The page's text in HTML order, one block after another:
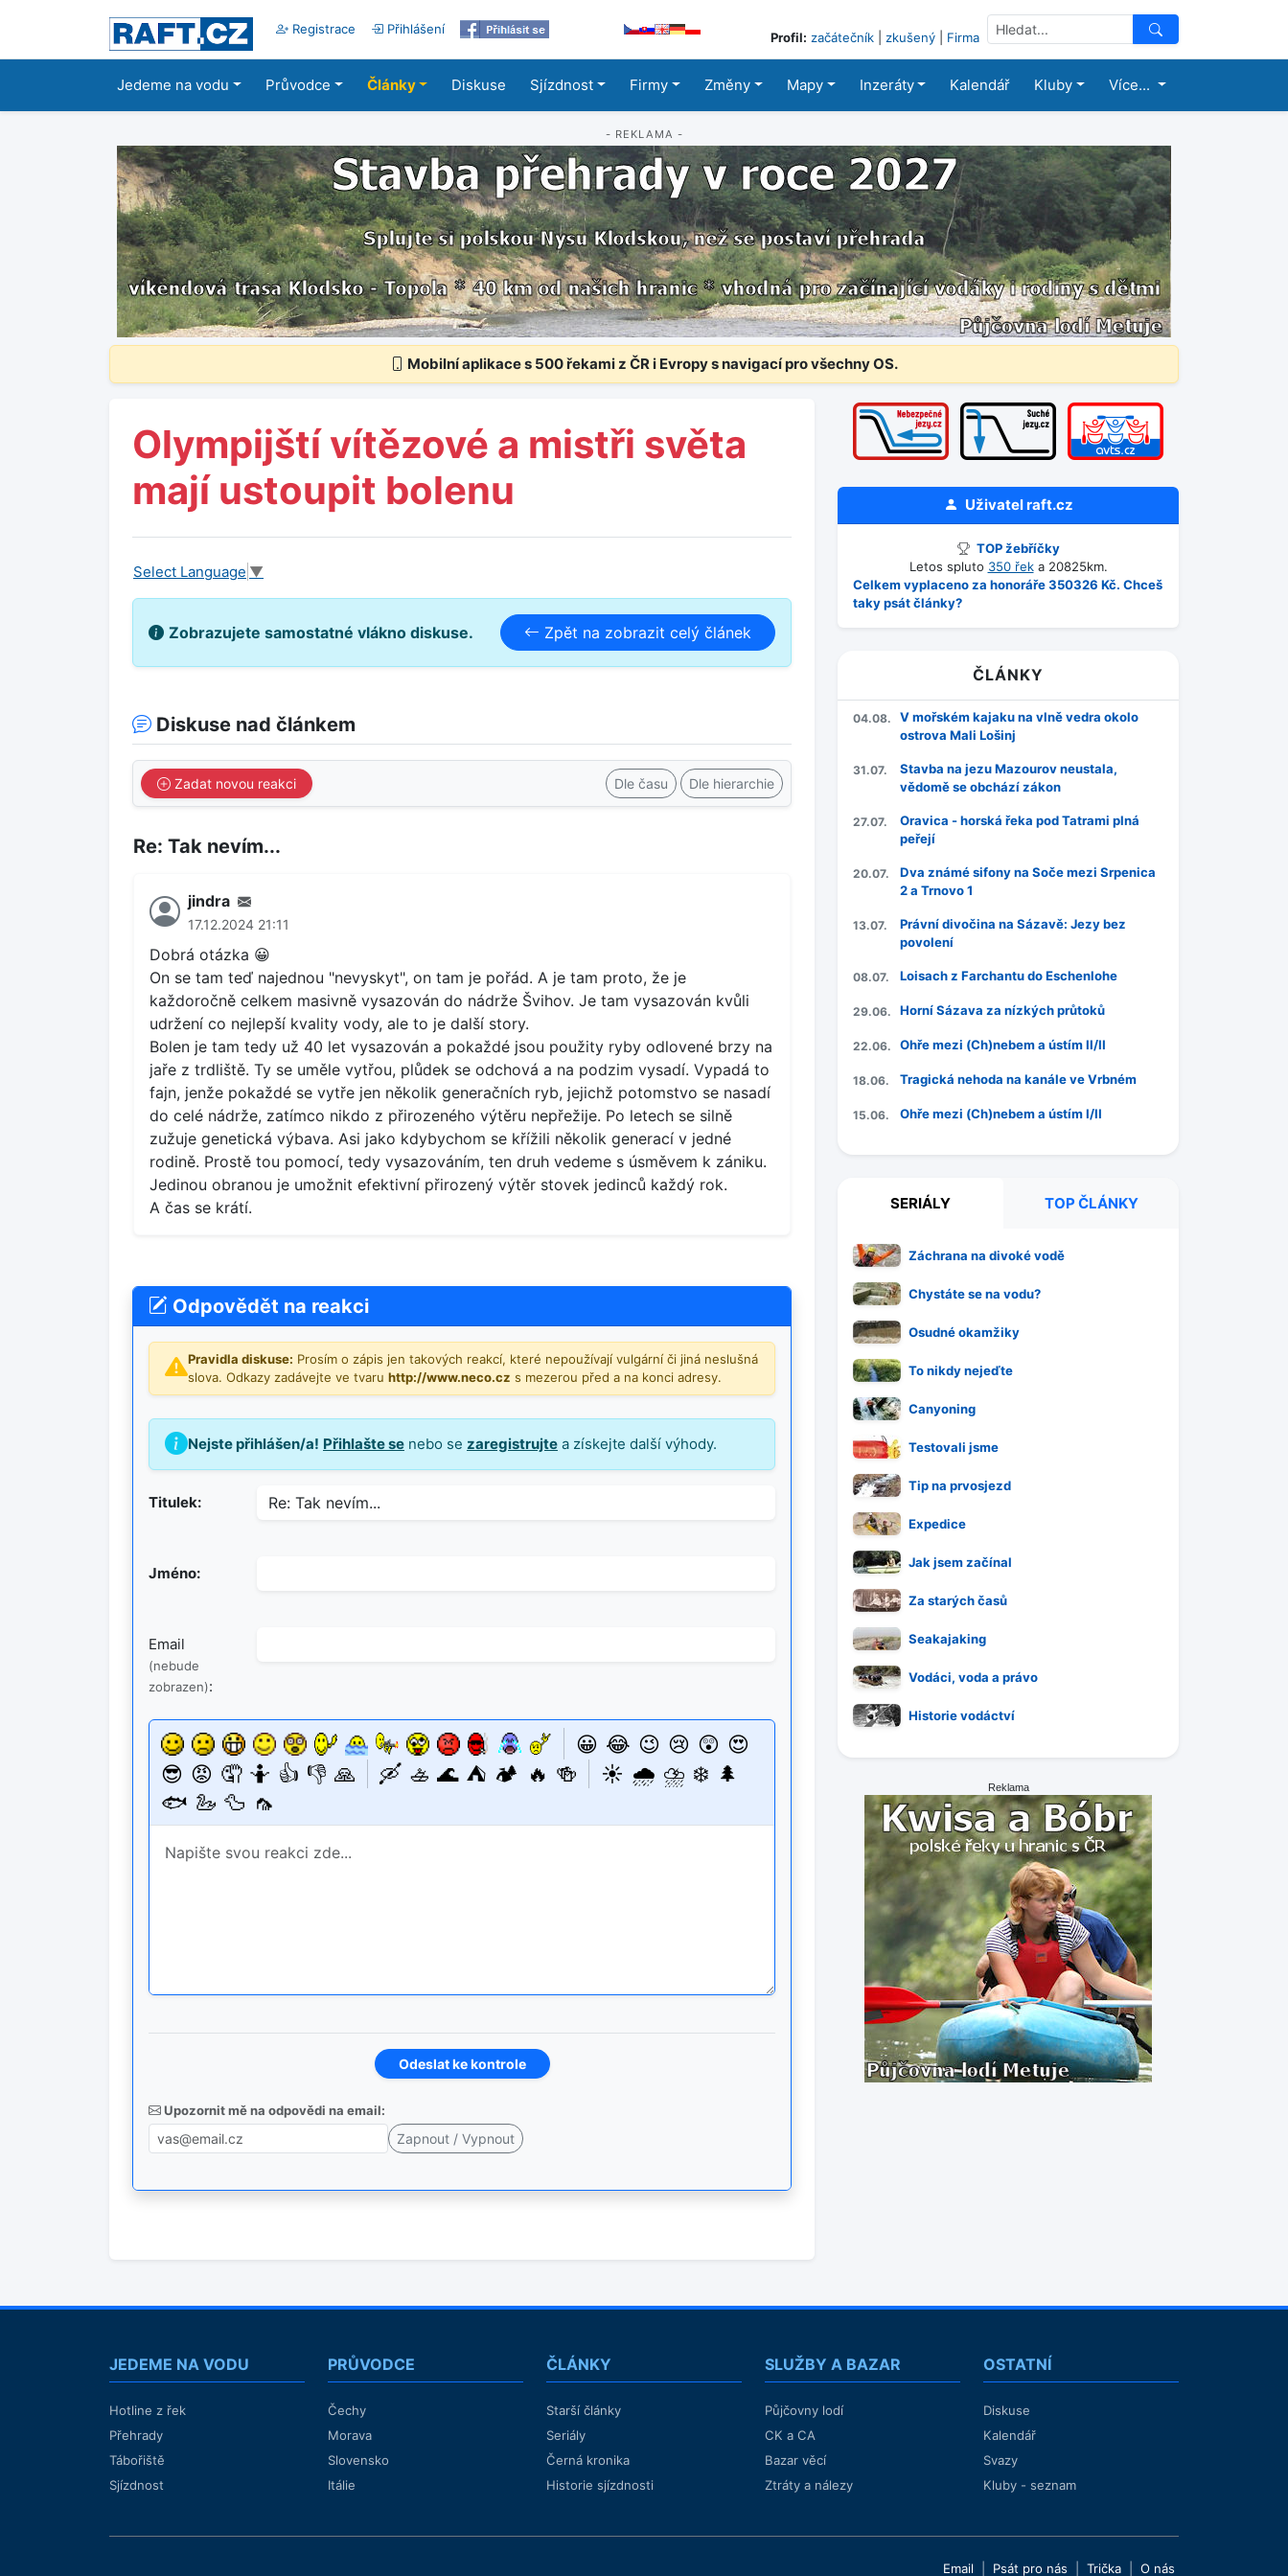
Registrace Přihlášení
Profil: začátečník zkušený Firma
Jedeme na vodu Průvodce Články Diskuse Sjízdnost Firmy Změny Mapy Inzeráty Kalendář Kluby Více...
- REKLAMA -
Mobilní aplikace s 500 řekami z ČR i Evropy s navigací pro všechny OS.
Olympijští vítězové a mistři světa
mají ustoupit bolenu
Select Language ▼
Zobrazujete samostatné vlákno diskuse. Zpět na zobrazit celý článek
Diskuse nad článkem
Zadat novou reakci Dle času Dle hierarchie
Re: Tak nevím...
jindra
17.12.2024 21:11
Dobrá otázka 😀
On se tam teď najednou "nevyskyt", on tam je pořád. A je tam proto, že je
každoročně celkem masivně vysazován do nádrže Švihov. Je tam vysazován kvůli
udržení co nejlepší kvality vody, ale to je další story.
Bolen je tam tedy už 40 let vysazován a pokaždé jsou použity ryby odlovené brzy na
jaře z trdliště. Ty se uměle vytřou, plůdek se odchová a na podzim vysadí. Vypadá to
fajn, jenže pokaždé se vytře jen několik generačních ryb, jejichž potomstvo se nasadí
do celé nádrže, zatímco nikdo z přirozeného výtěru nepřežije. Po letech se silně
zužuje genetická výbava. Asi jako kdybychom se křížili několik generací v jedné
rodině. Prostě tou pomocí, tedy vysazováním, ten druh vedeme s úsměvem k zániku.
Jedinou obranou je umožnit efektivní přirozený výtěr stovek jedinců každý rok.
A čas se krátí.
Odpovědět na reakci
Pravidla diskuse: Prosím o zápis jen takových reakcí, které nepoužívají vulgární či jiná neslušná
slova. Odkazy zadávejte ve tvaru http://www.neco.cz s mezerou před a na konci adresy.
Nejste přihlášen/a! Přihlašte se nebo se zaregistrujte a získejte další výhody.
Titulek:
Jméno:
Email
(nebude
zobrazen):
😀 😂 😉 😢 😲 😍
😎 😡 🤦 🤷 👍 👎 🙏 🛶 🚣 🌊 ⛺ 🏕️ 🔥 🍻 ☀️ 🌧️ ⛈️ ❄️ 🌲
🐟 🦢 🦆 🦟
Upozornit mě na odpovědi na email:
Uživatelraft.cz
TOP žebříčky
Letos spluto 350 řeka 20825km.
Celkem vyplaceno za honoráře 350326 Kč. Chceš
taky psát články?
ČLÁNKY
04.08.
V mořském kajaku na vlně vedra okolo
ostrova Mali Lošinj
31.07.
Stavba na jezu Mazourov neustala,
vědomě se obchází zákon
27.07.
Oravica - horská řeka pod Tatrami plná
peřejí
20.07.
Dva známé sifony na Soče mezi Srpenica
2 a Trnovo 1
13.07.
Právní divočina na Sázavě: Jezy bez
povolení
08.07. Loisach z Farchantu do Eschenlohe
29.06. Horní Sázava za nízkých průtoků
22.06. Ohře mezi (Ch)nebem a ústím II/II
18.06. Tragická nehoda na kanále ve Vrbném
15.06. Ohře mezi (Ch)nebem a ústím I/II
SERIÁLY TOP ČLÁNKY
Záchrana na divoké vodě
Chystáte se na vodu?
Osudné okamžiky
To nikdy nejeďte
Canyoning
Testovali jsme
Tip na prvosjezd
Expedice
Jak jsem začínal
Za starých časů
Seakajaking
Vodáci, voda a právo
Historie vodáctví
Reklama
JEDEME NA VODU
Hotline z řek
Přehrady
Tábořiště
Sjízdnost
PRŮVODCE
Čechy
Morava
Slovensko
Itálie
ČLÁNKY
Starší články
Seriály
Černá kronika
Historie sjízdnosti
SLUŽBY A BAZAR
Půjčovny lodí
CK a CA
Bazar věcí
Ztráty a nálezy
OSTATNÍ
Diskuse
Kalendář
Svazy
Kluby - seznam
Email Psát pro nás Trička O nás